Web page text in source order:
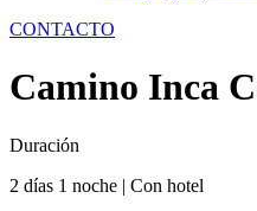
CONTACTO
Camino Inca
Duración
2 días 1 noche | Con hotel